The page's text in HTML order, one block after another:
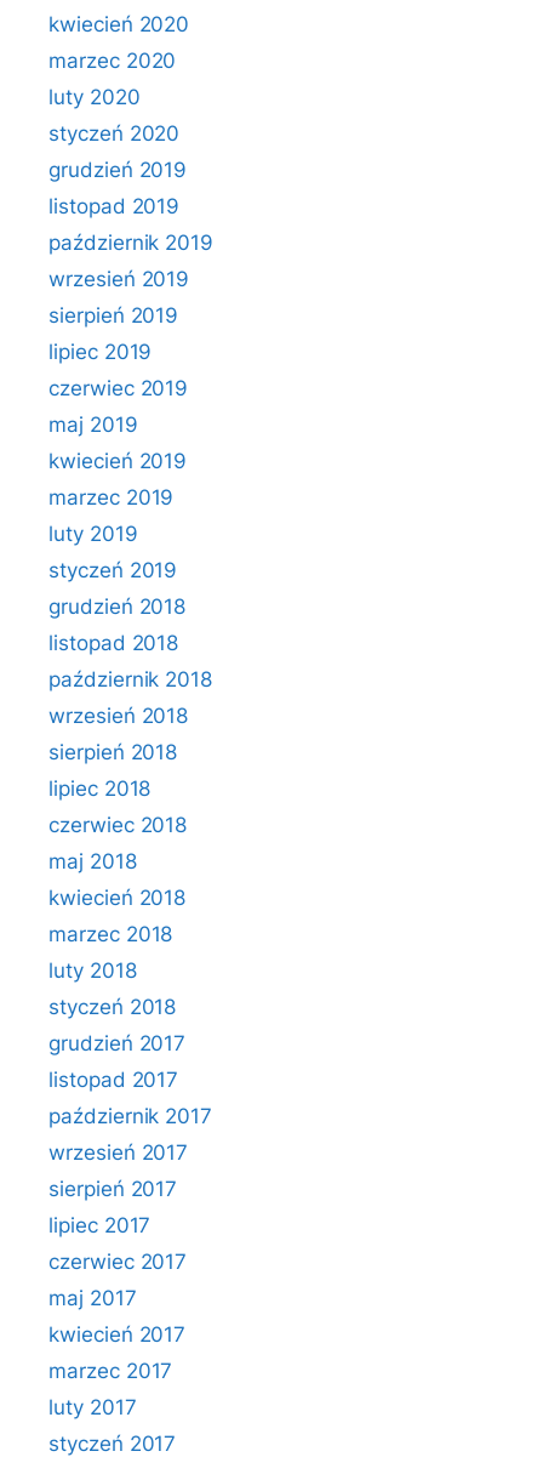
kwiecień 2020
marzec 2020
luty 2020
styczeń 2020
grudzień 2019
listopad 2019
październik 2019
wrzesień 2019
sierpień 2019
lipiec 2019
czerwiec 2019
maj 2019
kwiecień 2019
marzec 2019
luty 2019
styczeń 2019
grudzień 2018
listopad 2018
październik 2018
wrzesień 2018
sierpień 2018
lipiec 2018
czerwiec 2018
maj 2018
kwiecień 2018
marzec 2018
luty 2018
styczeń 2018
grudzień 2017
listopad 2017
październik 2017
wrzesień 2017
sierpień 2017
lipiec 2017
czerwiec 2017
maj 2017
kwiecień 2017
marzec 2017
luty 2017
styczeń 2017